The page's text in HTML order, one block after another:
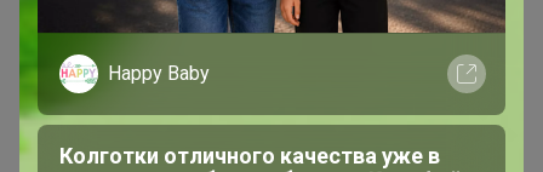
мне кажется 9-10, но могу ошибаться
1 2
Показаны записи1-10из16.
Happy Baby
Колготки отличного качества уже в